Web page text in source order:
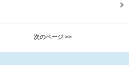
次のページ >>